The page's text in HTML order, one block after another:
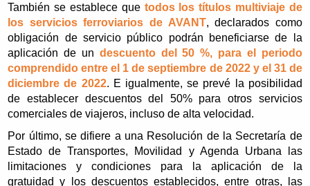
También se establece que todos los títulos multiviaje de
los servicios ferroviarios de AVANT, declarados como
obligación de servicio público podrán beneficiarse de la
aplicación de un descuento del 50 %, para el periodo
comprendido entre el 1 de septiembre de 2022 y el 31 de
diciembre de 2022. E igualmente, se prevé la posibilidad
de establecer descuentos del 50% para otros servicios
comerciales de viajeros, incluso de alta velocidad.
Por último, se difiere a una Resolución de la Secretaría de
Estado de Transportes, Movilidad y Agenda Urbana las
limitaciones y condiciones para la aplicación de la
gratuidad y los descuentos establecidos, entre otras, las